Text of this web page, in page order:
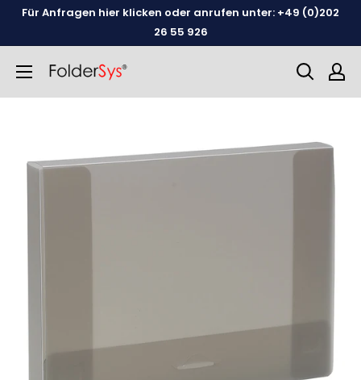
WeiterFür Anfragen hier klicken oder anrufen unter: +49 (0)202
26 55 926